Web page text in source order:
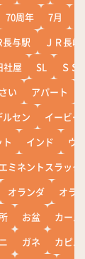
70周年 7月
長与駅
ＪＲ長崎
社屋 SL
ＳＳ
い アパート
ルセン
イービー
インド
ウ
エミネントスラック
オランダ
オラ
お盆
カー
ガネ
カピバ